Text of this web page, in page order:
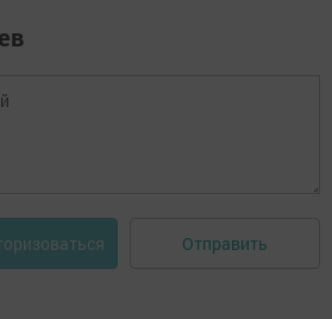
Отправить